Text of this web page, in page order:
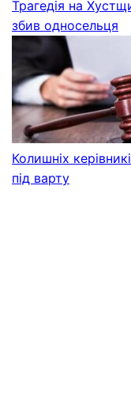
Трагедія на
збив односельця
Колишніх
під варту